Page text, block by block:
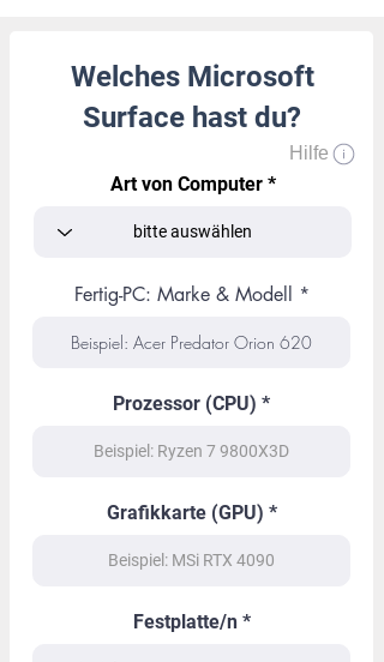
Welches Microsoft
Surface hast du?
Hilfe
Art von Computer
Fertig-PC: Marke & Modell
Prozessor (CPU)
Grafikkarte (GPU)
Festplatte/n